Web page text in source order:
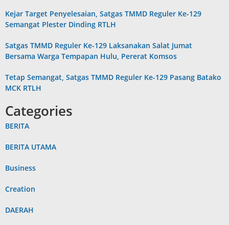
Kejar Target Penyelesaian, Satgas TMMD Reguler Ke-129
Semangat Plester Dinding RTLH
Satgas TMMD Reguler Ke-129 Laksanakan Salat Jumat
Bersama Warga Tempapan Hulu, Pererat Komsos
Tetap Semangat, Satgas TMMD Reguler Ke-129 Pasang Batako
MCK RTLH
Categories
BERITA
BERITA UTAMA
Business
Creation
DAERAH